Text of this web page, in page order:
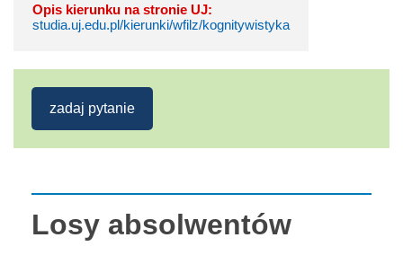
Opis kierunku na stronie UJ:
studia.uj.edu.pl/kierunki/wfilz/kognitywistyka
zadaj pytanie
Losy absolwentów